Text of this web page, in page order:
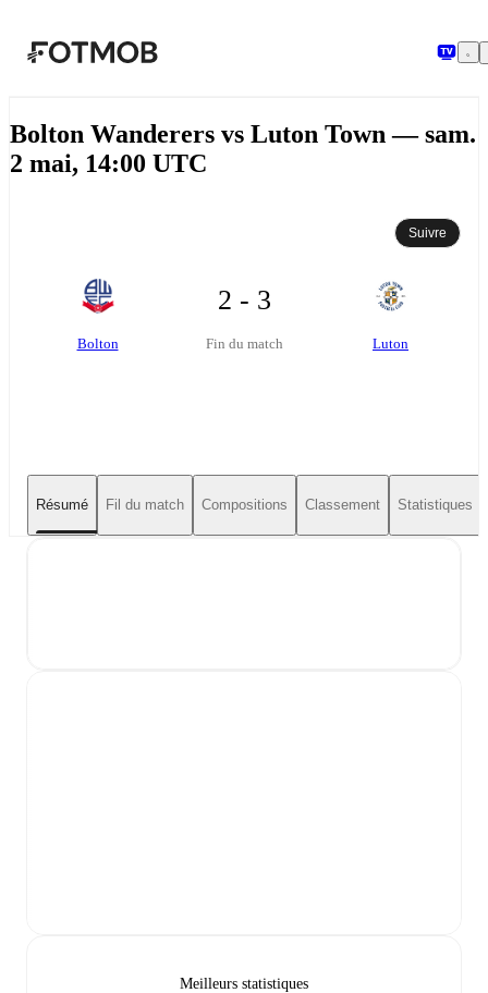
Bolton Wanderers vs Luton Town — sam.
2 mai, 14:00 UTC
Suivre
Bolton
2 - 3
Fin du match Luton
Résumé Fil du match Compositions Classement Statistiques
Meilleurs statistiques